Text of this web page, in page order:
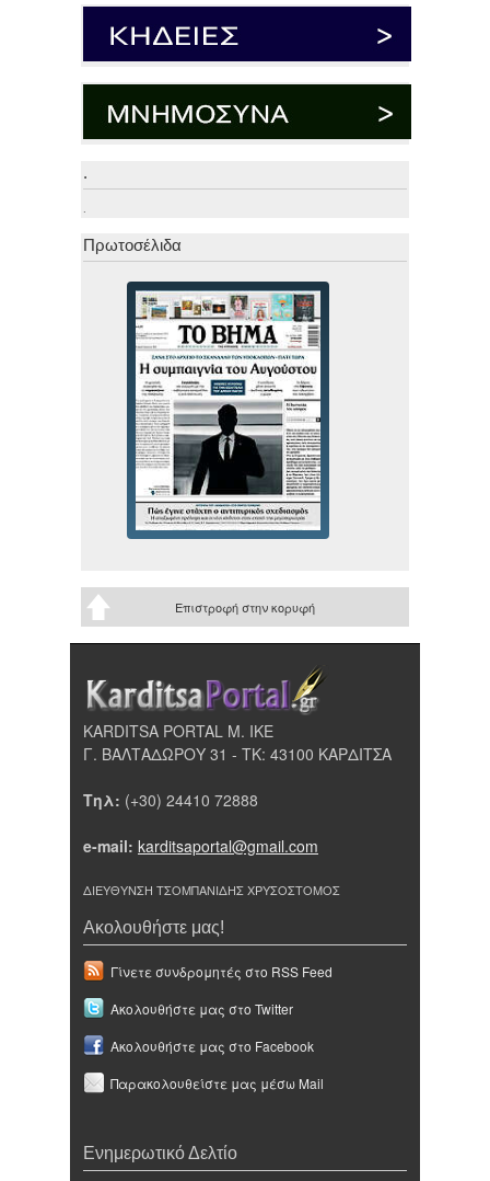
.
.
Πρωτοσέλιδα
Επιστροφή στην κορυφή
KARDITSA PORTAL Μ. ΙΚΕ
Γ. ΒΑΛΤΑΔΩΡΟΥ 31 - ΤΚ: 43100 ΚΑΡΔΙΤΣΑ
Τηλ: (+30) 24410 72888
e-mail: karditsaportal@gmail.com
ΔΙΕΥΘΥΝΣΗ ΤΣΟΜΠΑΝΙΔΗΣ ΧΡΥΣΟΣΤΟΜΟΣ
Ακολουθήστε μας!
Γίνετε συνδρομητές στο RSS Feed
Ακολουθήστε μας στο Twitter
Ακολουθήστε μας στο Facebook
Παρακολουθείστε μας μέσω Mail
Ενημερωτικό Δελτίο